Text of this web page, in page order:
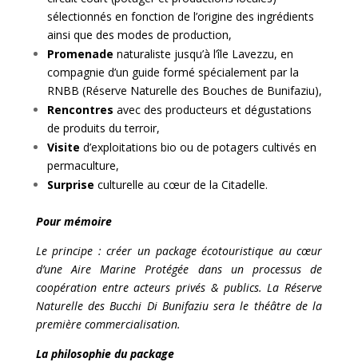
sélectionnés en fonction de l’origine des ingrédients
ainsi que des modes de production,
Promenade naturaliste jusqu’à l’île Lavezzu, en
compagnie d’un guide formé spécialement par la
RNBB (Réserve Naturelle des Bouches de Bunifaziu),
Rencontres avec des producteurs et dégustations
de produits du terroir,
Visite d’exploitations bio ou de potagers cultivés en
permaculture,
Surprise culturelle au cœur de la Citadelle.
Pour mémoire
Le principe : créer un package écotouristique au cœur
d’une Aire Marine Protégée dans un processus de
coopération entre acteurs privés & publics. La Réserve
Naturelle des Bucchi Di Bunifaziu sera le théâtre de la
première commercialisation.
La philosophie du package